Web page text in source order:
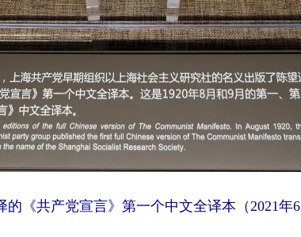
《共产党宣言》第一个中文全译本（2021年